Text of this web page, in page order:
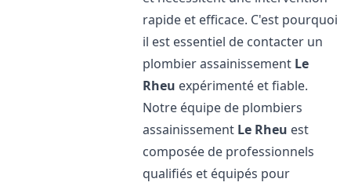
rapide et efficace. C'est pourquoi
il est essentiel de contacter un
plombier assainissement Le
Rheu expérimenté et fiable.
Notre équipe de plombiers
assainissement Le Rheu est
composée de professionnels
qualifiés et équipés pour